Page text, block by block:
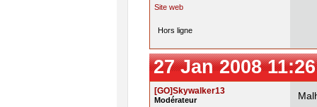
Site web
Hors ligne
27 Jan 2008
[GO]Skywalker13
Modérateur